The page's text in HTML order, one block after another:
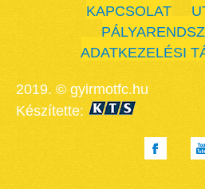
KAPCSOLAT
ADATKEZELÉSI
2019. © gyirmotfc.hu
Készítette: